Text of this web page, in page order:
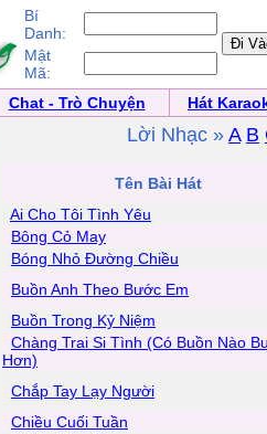
Bí
Danh:
Mật
Mã:
Chat - Trò Chuyện
Hát
Lời Nhạc » A B
Tên Bài Hát
Ai Cho Tôi Tình Yêu
Bông Cỏ May
Bóng Nhỏ Đường Chiều
Buồn Anh Theo Bước Em
Buồn Trong Kỷ Niệm
Chàng Trai Si Tình (Có Buồn Nào
Hơn)
Chắp Tay Lạy Người
Chiều Cuối Tuần